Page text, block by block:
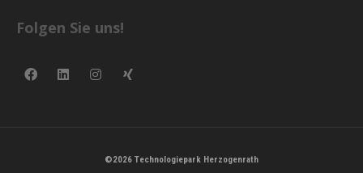
Folgen Sie uns!
©2026 Technologiepark Herzogenrath